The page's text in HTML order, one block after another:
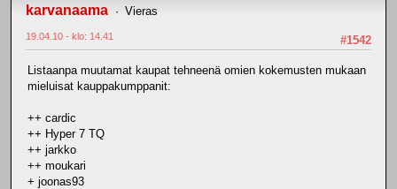
karvanaama Vieras
#1542
19.04.10 - klo: 14.41
Listaanpa muutamat kaupat tehneenä omien kokemusten mukaan
mieluisat kauppakumppanit:
++ cardic
++ Hyper 7 TQ
++ jarkko
++ moukari
+ joonas93